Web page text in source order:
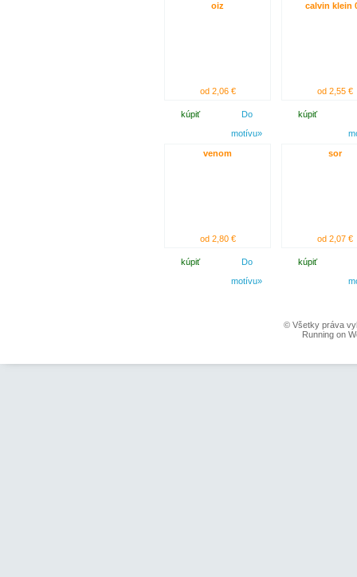
oiz
od 2,06 €
kúpiť
Do
motívu»
calvin klein
od 2,55 €
kúpiť
venom
od 2,80 €
kúpiť
Do
motívu»
sor
od 2,07 €
kúpiť
© Všetky práva
Running on